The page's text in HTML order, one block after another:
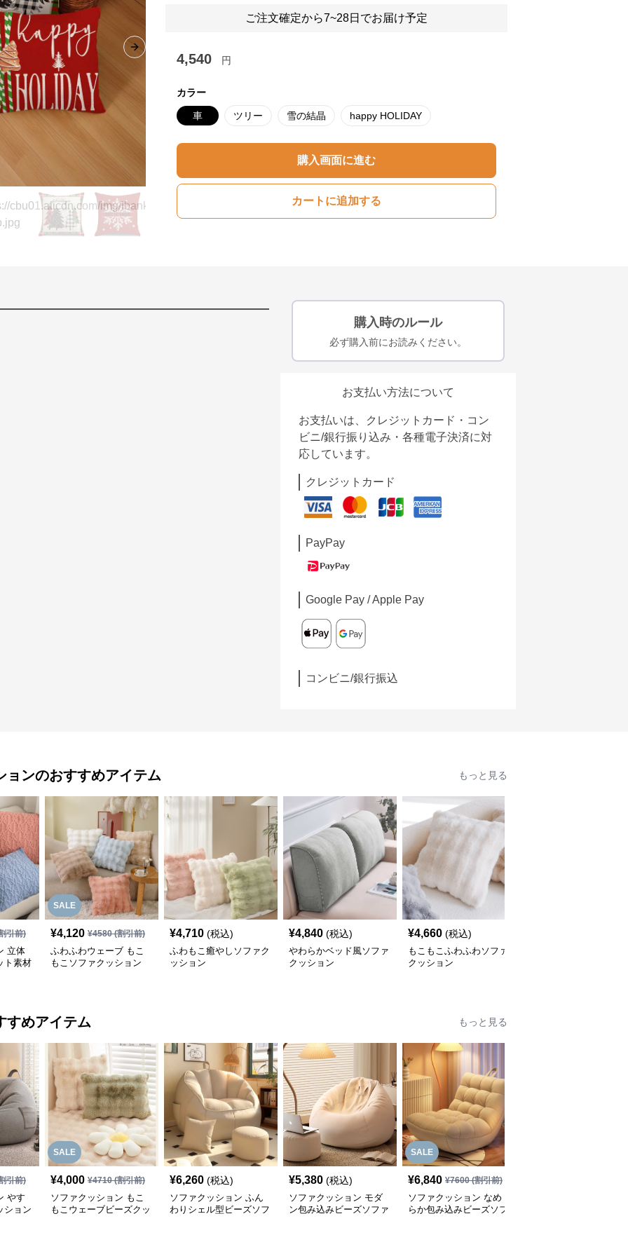
Next slide
ご注文確定から7~28日でお届け予定
4,540 円
カラー
車 ツリー 雪の結晶 happy HOLIDAY
購入画面に進む
カートに追加する
購入時のルール
必ず購入前にお読みください。
お支払い方法について
お支払いは、クレジットカード・コン
ビニ/銀行振り込み・各種電子決済に対
応しています。
クレジットカード
PayPay
Google Pay / Apple Pay
コンビニ/銀行振込
ョンのおすすめアイテム もっと見る
引前)
立体
ト素材
SALE
¥4,120 ¥4580(割引前)
ふわふわウェーブ もこ
もこソファクッション
¥4,710 (税込)
ふわもこ癒やしソファク
ッション
¥4,840 (税込)
やわらかベッド風ソファ
クッション
¥4,660 (税込)
もこもこふわふわソファ
クッション
すめアイテム もっと見る
引前)
やす
ション
SALE
¥4,000 ¥4710(割引前)
ソファクッション もこ
もこウェーブビーズクッ
¥6,260 (税込)
ソファクッション ふん
わりシェル型ビーズソフ
¥5,380 (税込)
ソファクッション モダ
ン包み込みビーズソファ
SALE
¥6,840 ¥7600(割引前)
ソファクッション なめ
らか包み込みビーズソフ